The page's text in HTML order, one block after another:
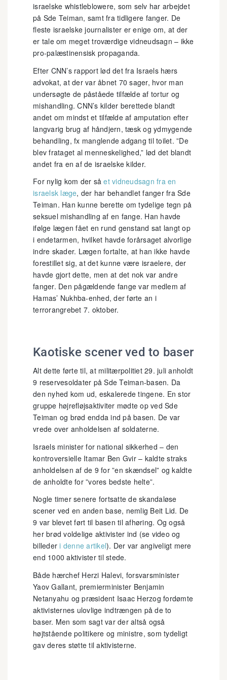
israelske whistleblowere, som selv har arbejdet
på Sde Teiman, samt fra tidligere fanger. De
fleste israelske journalister er enige om, at der
er tale om meget troværdige vidneudsagn – ikke
pro-palæstinensisk propaganda.
Efter CNN’s rapport lød det fra Israels hærs
advokat, at der var åbnet 70 sager, hvor man
undersøgte de påståede tilfælde af tortur og
mishandling. CNN’s kilder berettede blandt
andet om mindst et tilfælde af amputation efter
langvarig brug af håndjern, tæsk og ydmygende
behandling, fx manglende adgang til toilet. ”De
blev frataget al menneskelighed,” lød det blandt
andet fra en af de israelske kilder.
For nylig kom der sået vidneudsagn fra en
israelsk læge, der har behandlet fanger fra Sde
Teiman. Han kunne berette om tydelige tegn på
seksuel mishandling af en fange. Han havde
ifølge lægen fået en rund genstand sat langt op
i endetarmen, hvilket havde forårsaget alvorlige
indre skader. Lægen fortalte, at han ikke havde
forestillet sig, at det kunne være israelere, der
havde gjort dette, men at det nok var andre
fanger. Den pågældende fange var medlem af
Hamas’ Nukhba-enhed, der førte an i
terrorangrebet 7. oktober.
Kaotiske scener ved to baser
Alt dette førte til, at militærpolitiet 29. juli anholdt
9 reservesoldater på Sde Teiman-basen. Da
den nyhed kom ud, eskalerede tingene. En stor
gruppe højrefløjsaktiviter mødte op ved Sde
Teiman og brød endda ind på basen. De var
vrede over anholdelsen af soldaterne.
Israels minister for national sikkerhed – den
kontroversielle Itamar Ben Gvir – kaldte straks
anholdelsen af de 9 for ”en skændsel” og kaldte
de anholdte for ”vores bedste helte”.
Nogle timer senere fortsatte de skandaløse
scener ved en anden base, nemlig Beit Lid. De
9 var blevet ført til basen til afhøring. Og også
her brød voldelige aktivister ind (se video og
billederi denne artikel). Der var angiveligt mere
end 1000 aktivister til stede.
Både hærchef Herzi Halevi, forsvarsminister
Yaov Gallant, premierminister Benjamin
Netanyahu og præsident Isaac Herzog fordømte
aktivisternes ulovlige indtrængen på de to
baser. Men som sagt var der altså også
højtstående politikere og ministre, som tydeligt
gav deres støtte til aktivisterne.